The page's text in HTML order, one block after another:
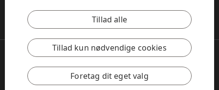
Tillad alle
Tillad kun nødvendige cookies
Foretag dit eget valg
Dette websted er beskyttet af reCAPTCHA, ogGoogles
privatlivspolitik
servicevilkårgælder.
Copyright © 2026 UPM
UPM Global
Legal Notice
Privacy Policy